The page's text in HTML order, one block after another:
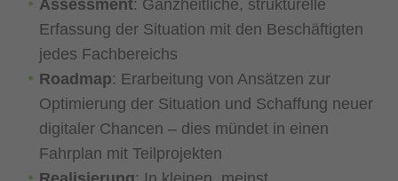
Assessment: Ganzheitliche, strukturelle
Erfassung der Situation mit den Beschäftigten
jedes Fachbereichs
Roadmap: Erarbeitung von Ansätzen zur
Optimierung der Situation und Schaffung neuer
digitaler Chancen – dies mündet in einen
Fahrplan mit Teilprojekten